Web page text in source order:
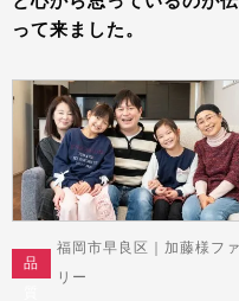
って来ました。
品
福岡市早良区｜加藤様ファ
リー